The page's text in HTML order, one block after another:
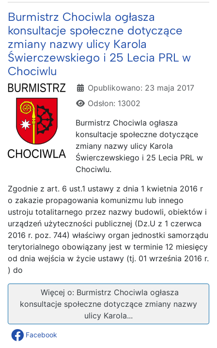
Burmistrz Chociwla ogłasza
konsultacje społeczne dotyczące
zmiany nazwy ulicy Karola
Świerczewskiego i 25 Lecia PRL w
Chociwlu
Szczegóły
Opublikowano: 23 maja 2017
Odsłon: 13002
Burmistrz Chociwla ogłasza
konsultacje społeczne dotyczące
zmiany nazwy ulicy Karola
Świerczewskiego i 25 Lecia PRL w
Chociwlu.
Zgodnie z art. 6 ust.1 ustawy z dnia 1 kwietnia 2016 r
o zakazie propagowania komunizmu lub innego
ustroju totalitarnego przez nazwy budowli, obiektów i
urządzeń użyteczności publicznej (Dz.U z 1 czerwca
2016 r. poz. 744) właściwy organ jednostki samorządu
terytorialnego obowiązany jest w terminie 12 miesięcy
od dnia wejścia w życie ustawy (tj. 01 września 2016 r.
) do
Więcej o: Burmistrz Chociwla ogłasza
konsultacje społeczne dotyczące zmiany nazwy
ulicy Karola...
Facebook